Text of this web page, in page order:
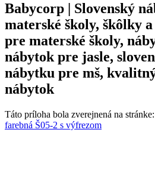
Babycorp | Slovenský
materské školy, škôlky
pre materské školy,
nábytok pre jasle,
nábytku pre mš,
nábytok
Táto príloha bola zverejnená na stránke:
farebná Š05-2 s výfrezom